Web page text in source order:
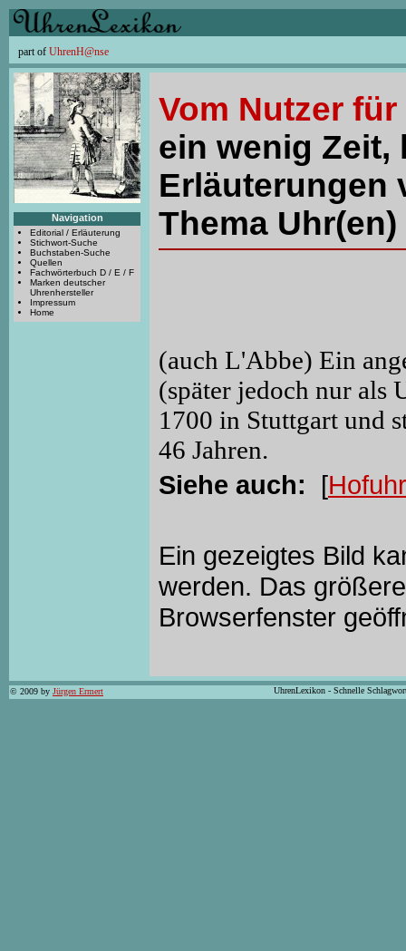
part of UhrenH@nse
Navigation
Editorial / Erläuterung
Stichwort-Suche
Buchstaben-Suche
Quellen
Fachwörterbuch D / E / F
Marken deutscher
Uhrenhersteller
Impressum
Home
Vom Nutzer
ein wenig Zeit,
Erläuterungen
Thema
(auch L'Abbe) Ein
(später jedoch nur als
1700 in Stuttgart und
46 Jahren.
Siehe auch: [
Ein gezeigtes Bild
werden. Das
Browserfenster
© 2009 by Jürgen Ermert UhrenLexikon - Schnelle